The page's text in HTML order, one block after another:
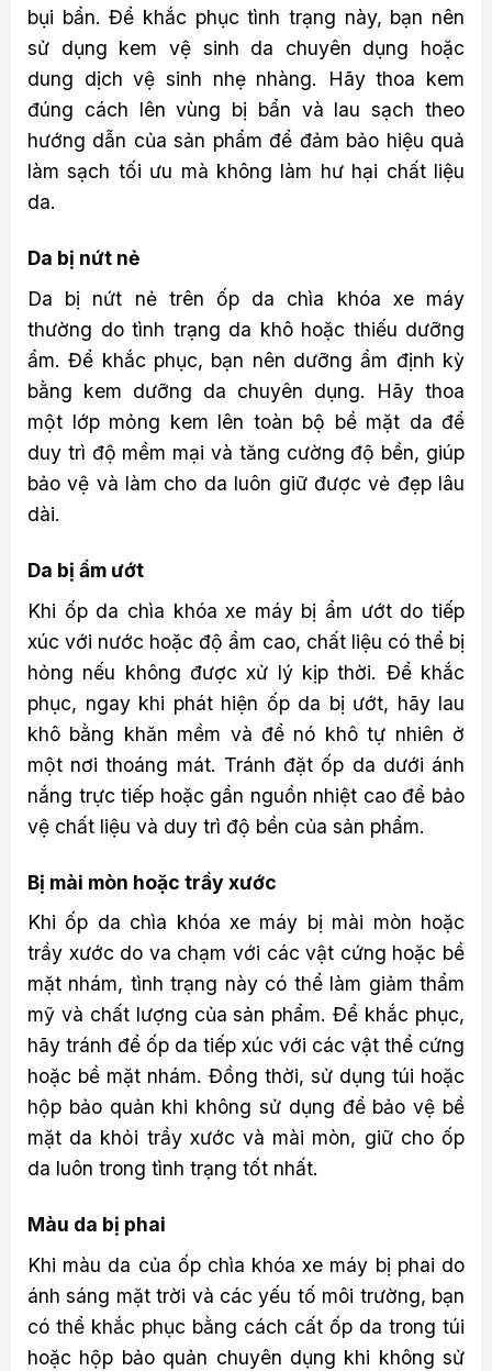
bụi bẩn. Để khắc phục tình trạng này, bạn nên
sử dụng kem vệ sinh da chuyên dụng hoặc
dung dịch vệ sinh nhẹ nhàng. Hãy thoa kem
đúng cách lên vùng bị bẩn và lau sạch theo
hướng dẫn của sản phẩm để đảm bảo hiệu quả
làm sạch tối ưu mà không làm hư hại chất liệu
da.
Da bị nứt nẻ
Da bị nứt nẻ trên ốp da chìa khóa xe máy
thường do tình trạng da khô hoặc thiếu dưỡng
ẩm. Để khắc phục, bạn nên dưỡng ẩm định kỳ
bằng kem dưỡng da chuyên dụng. Hãy thoa
một lớp mỏng kem lên toàn bộ bề mặt da để
duy trì độ mềm mại và tăng cường độ bền, giúp
bảo vệ và làm cho da luôn giữ được vẻ đẹp lâu
dài.
Da bị ẩm ướt
Khi ốp da chìa khóa xe máy bị ẩm ướt do tiếp
xúc với nước hoặc độ ẩm cao, chất liệu có thể bị
hỏng nếu không được xử lý kịp thời. Để khắc
phục, ngay khi phát hiện ốp da bị ướt, hãy lau
khô bằng khăn mềm và để nó khô tự nhiên ở
một nơi thoáng mát. Tránh đặt ốp da dưới ánh
nắng trực tiếp hoặc gần nguồn nhiệt cao để bảo
vệ chất liệu và duy trì độ bền của sản phẩm.
Bị mài mòn hoặc trầy xước
Khi ốp da chìa khóa xe máy bị mài mòn hoặc
trầy xước do va chạm với các vật cứng hoặc bề
mặt nhám, tình trạng này có thể làm giảm thẩm
mỹ và chất lượng của sản phẩm. Để khắc phục,
hãy tránh để ốp da tiếp xúc với các vật thể cứng
hoặc bề mặt nhám. Đồng thời, sử dụng túi hoặc
hộp bảo quản khi không sử dụng để bảo vệ bề
mặt da khỏi trầy xước và mài mòn, giữ cho ốp
da luôn trong tình trạng tốt nhất.
Màu da bị phai
Khi màu da của ốp chìa khóa xe máy bị phai do
ánh sáng mặt trời và các yếu tố môi trường, bạn
có thể khắc phục bằng cách cất ốp da trong túi
hoặc hộp bảo quản chuyên dụng khi không sử